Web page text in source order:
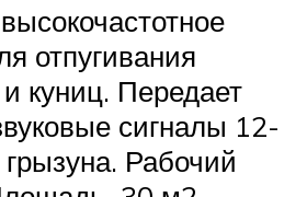
отпугивания
куниц. Передает
сигналы 12-
Рабочий